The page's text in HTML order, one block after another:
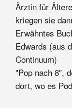
Ärztin für
kriegen sie
Erwähntes
Edwards (aus
Continuum)
"Pop nach 8",
dort, wo es